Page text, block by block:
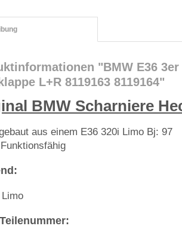
"BMW E36
L+R 8119163 8119164"
BMW Scharniere
aus einem E36 320i Limo Bj: 97